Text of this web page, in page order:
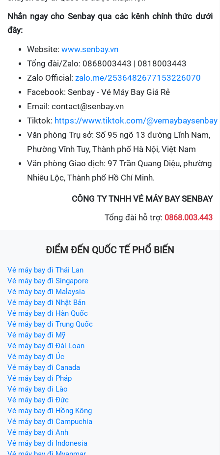
Nhắn ngay cho Senbay qua các kênh chính thức dưới
đây:
Website: www.senbay.vn
Tổng đài/Zalo: 0868003443 | 0818003443
Zalo Official: zalo.me/2536482677153226070
Facebook: Senbay - Vé Máy Bay Giá Rẻ
Email: contact@senbay.vn
Tiktok: https://www.tiktok.com/@vemaybaysenbay
Văn phòng Trụ sở: Số 95 ngõ 13 đường Lĩnh Nam,
Phường Vĩnh Tuy, Thành phố Hà Nội, Việt Nam
Văn phòng Giao dịch: 97 Trần Quang Diệu, phường
Nhiêu Lộc, Thành phố Hồ Chí Minh.
CÔNG TY TNHH VÉ MÁY BAY SENBAY
Tổng đài hỗ trợ: 0868.003.443
ĐIỂM ĐẾN QUỐC TẾ PHỔ BIẾN
Vé máy bay đi Thái Lan
Vé máy bay đi Singapore
Vé máy bay đi Malaysia
Vé máy bay đi Nhật Bản
Vé máy bay đi Hàn Quốc
Vé máy bay đi Trung Quốc
Vé máy bay đi Mỹ
Vé máy bay đi Đài Loan
Vé máy bay đi Úc
Vé máy bay đi Canada
Vé máy bay đi Pháp
Vé máy bay đi Lào
Vé máy bay đi Đức
Vé máy bay đi Hồng Kông
Vé máy bay đi Campuchia
Vé máy bay đi Anh
Vé máy bay đi Indonesia